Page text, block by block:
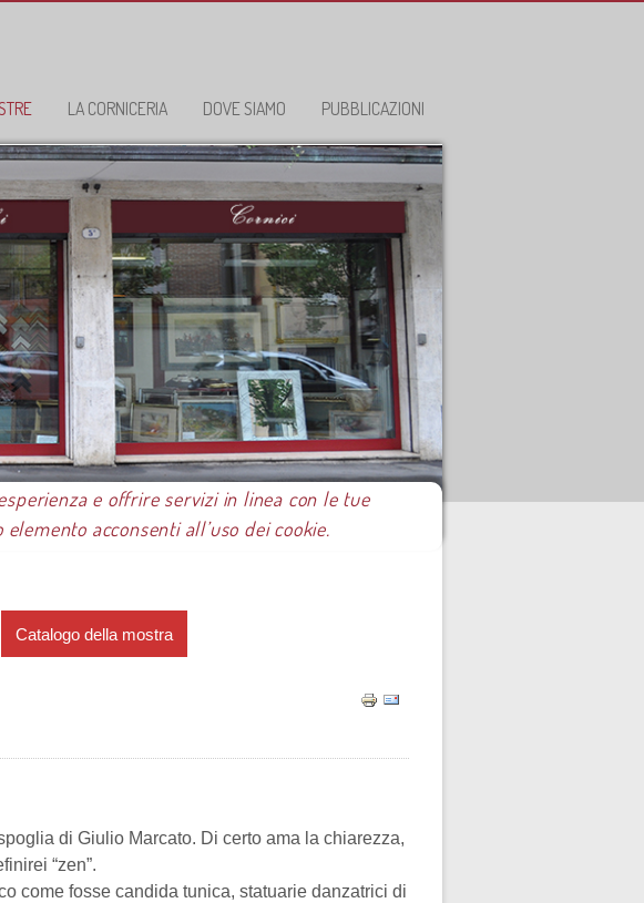
LA CORNICERIA DOVE SIAMO PUBBLICAZIONI
e offrire servizi in linea con le tue
acconsenti all’uso dei cookie.
Catalogo della mostra
di Giulio Marcato. Di certo ama la chiarezza,
“zen”.
come fosse candida tunica, statuarie danzatrici di